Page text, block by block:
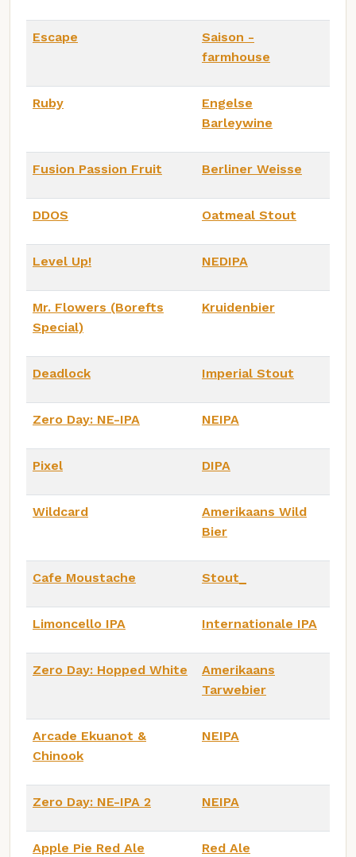
Escape
Saison -
farmhouse
Ruby
Engelse
Barleywine
Fusion Passion Fruit Berliner Weisse
DDOS Oatmeal Stout
Level Up! NEDIPA
Mr. Flowers (Borefts
Special)
Kruidenbier
Deadlock Imperial Stout
Zero Day: NE-IPA NEIPA
Pixel DIPA
Wildcard
Amerikaans Wild
Bier
Cafe Moustache Stout_
Limoncello IPA Internationale IPA
Zero Day: Hopped White
Amerikaans
Tarwebier
Arcade Ekuanot &
Chinook
NEIPA
Zero Day: NE-IPA 2 NEIPA
Apple Pie Red Ale Red Ale